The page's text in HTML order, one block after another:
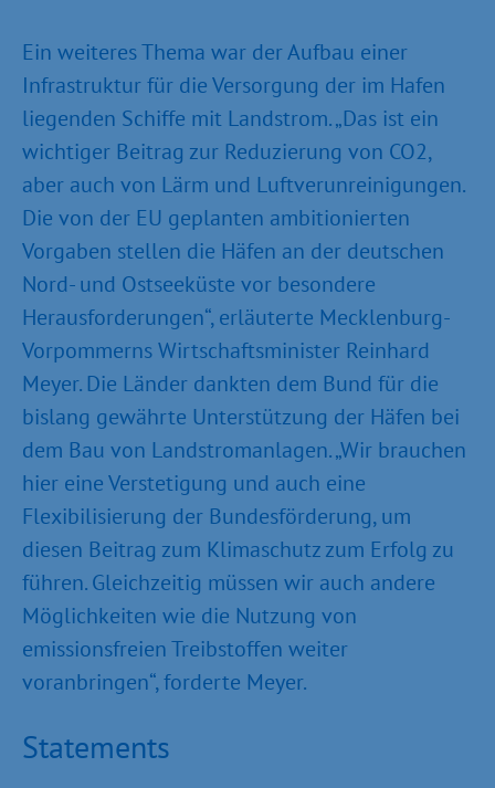
Ein weiteres Thema war der Aufbau einer
Infrastruktur für die Versorgung der im Hafen
liegenden Schiffe mit Landstrom. „Das ist ein
wichtiger Beitrag zur Reduzierung von CO2,
aber auch von Lärm und Luftverunreinigungen.
Die von der EU geplanten ambitionierten
Vorgaben stellen die Häfen an der deutschen
Nord- und Ostseeküste vor besondere
Herausforderungen“, erläuterte Mecklenburg-
Vorpommerns Wirtschaftsminister Reinhard
Meyer. Die Länder dankten dem Bund für die
bislang gewährte Unterstützung der Häfen bei
dem Bau von Landstromanlagen. „Wir brauchen
hier eine Verstetigung und auch eine
Flexibilisierung der Bundesförderung, um
diesen Beitrag zum Klimaschutz zum Erfolg zu
führen. Gleichzeitig müssen wir auch andere
Möglichkeiten wie die Nutzung von
emissionsfreien Treibstoffen weiter
voranbringen“, forderte Meyer.
Statements